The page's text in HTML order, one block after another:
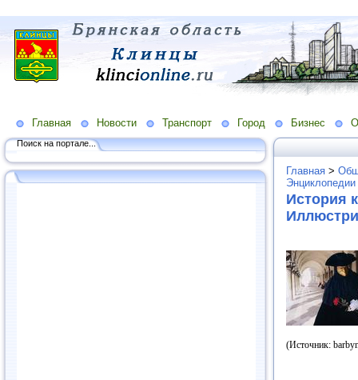
Главная Новости Транспорт Город Бизнес
Поиск на портале...
Главная >
Энциклопедии
История
(Источник: